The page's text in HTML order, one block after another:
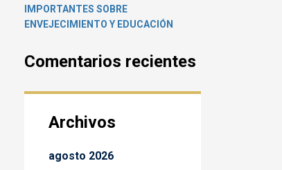
IMPORTANTES SOBRE
ENVEJECIMIENTO Y EDUCACIÓN
Comentarios recientes
Archivos
agosto 2026